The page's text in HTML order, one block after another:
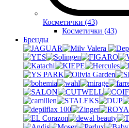
Косметички (43)
Косметички (43)
Бренды
Valera